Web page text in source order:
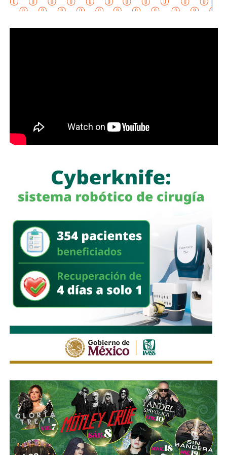
de las familias, porque les permitirá ahorrar tiempo y
insumos incluidos, lo que beneficiará principalmente a
madres y padres de familia, personas adultas mayores y
comunitarios en favor del bienestar social.